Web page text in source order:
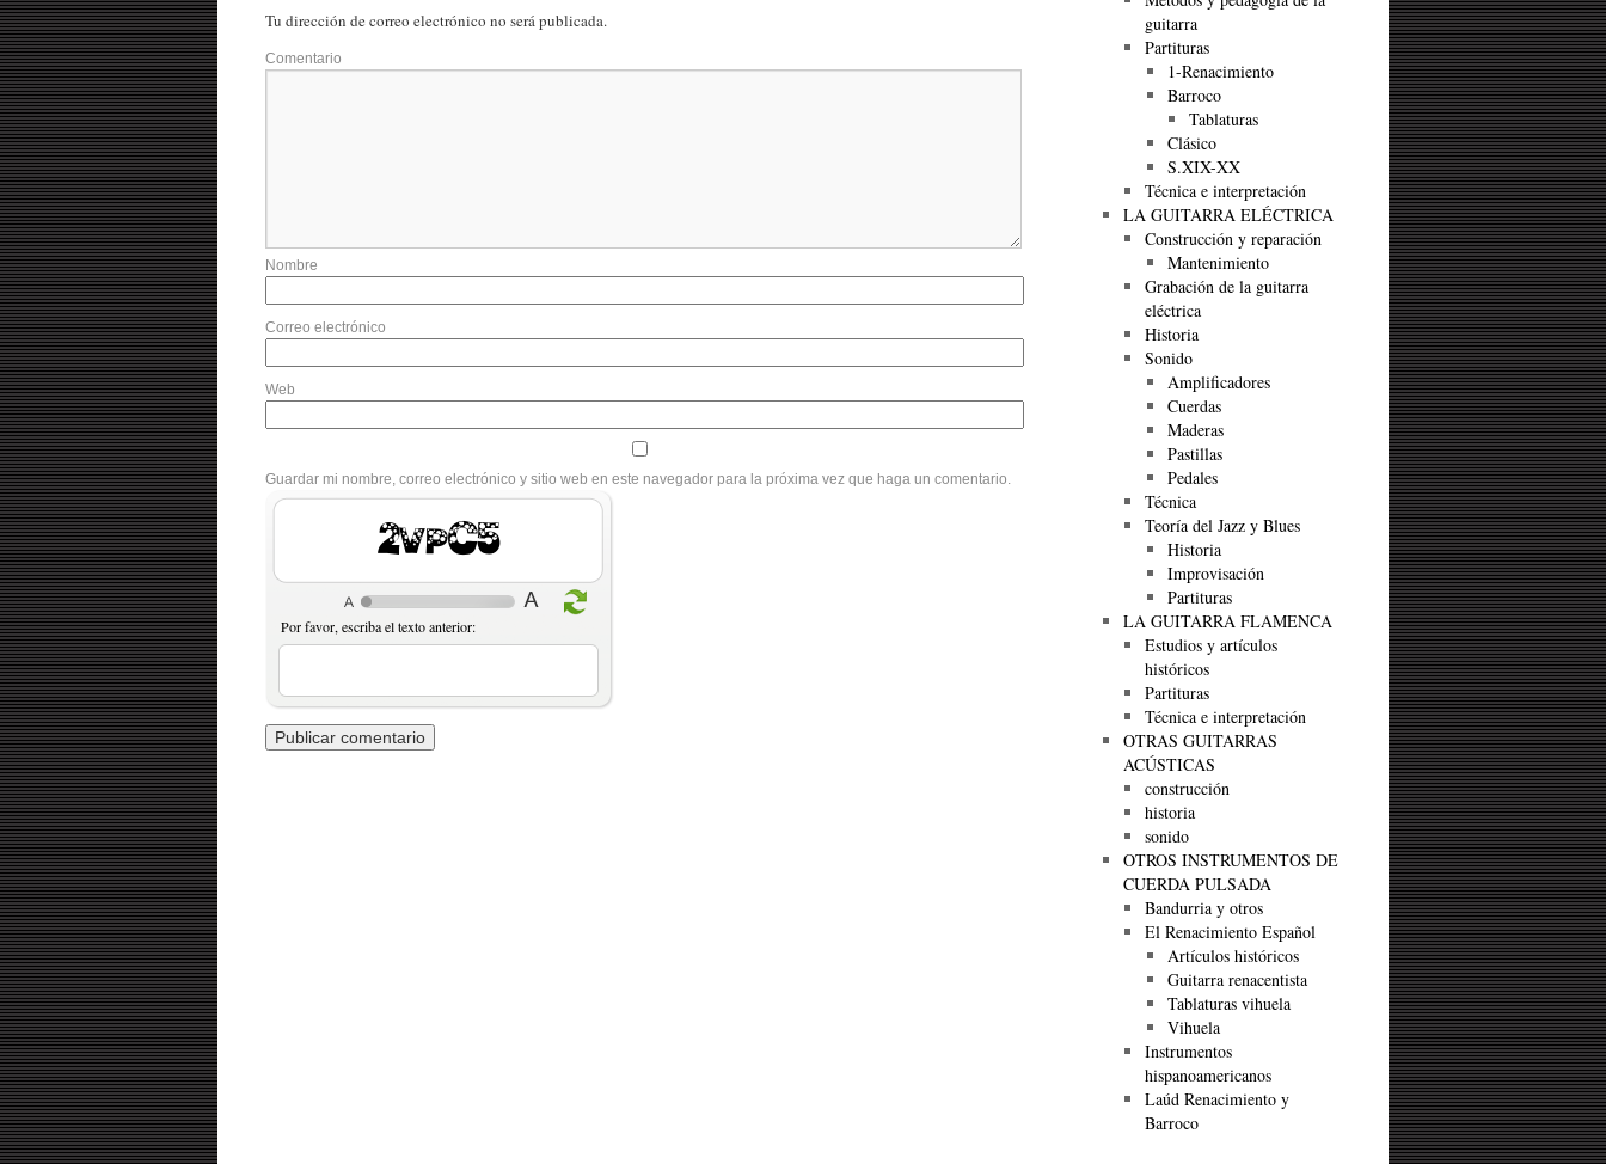
Tu dirección de correo electrónico no será publicada.
Comentario
Nombre
Correo electrónico
Web
Guardar mi nombre, correo electrónico y sitio web en este navegador para la próxima vez que haga un comentario.
fStM4
Por favor, escriba el texto anterior:
guitarra
Partituras
1-Renacimiento
Barroco
Tablaturas
Clásico
S.XIX-XX
Técnica e interpretación
LA GUITARRA ELÉCTRICA
Construcción y reparación
Mantenimiento
Grabación de la guitarra
eléctrica
Historia
Sonido
Amplificadores
Cuerdas
Maderas
Pastillas
Pedales
Técnica
Teoría del Jazz y Blues
Historia
Improvisación
Partituras
LA GUITARRA FLAMENCA
Estudios y artículos
históricos
Partituras
Técnica e interpretación
OTRAS GUITARRAS
ACÚSTICAS
construcción
historia
sonido
OTROS INSTRUMENTOS DE
CUERDA PULSADA
Bandurria y otros
El Renacimiento Español
Artículos históricos
Guitarra renacentista
Tablaturas vihuela
Vihuela
Instrumentos
hispanoamericanos
Laúd Renacimiento y
Barroco